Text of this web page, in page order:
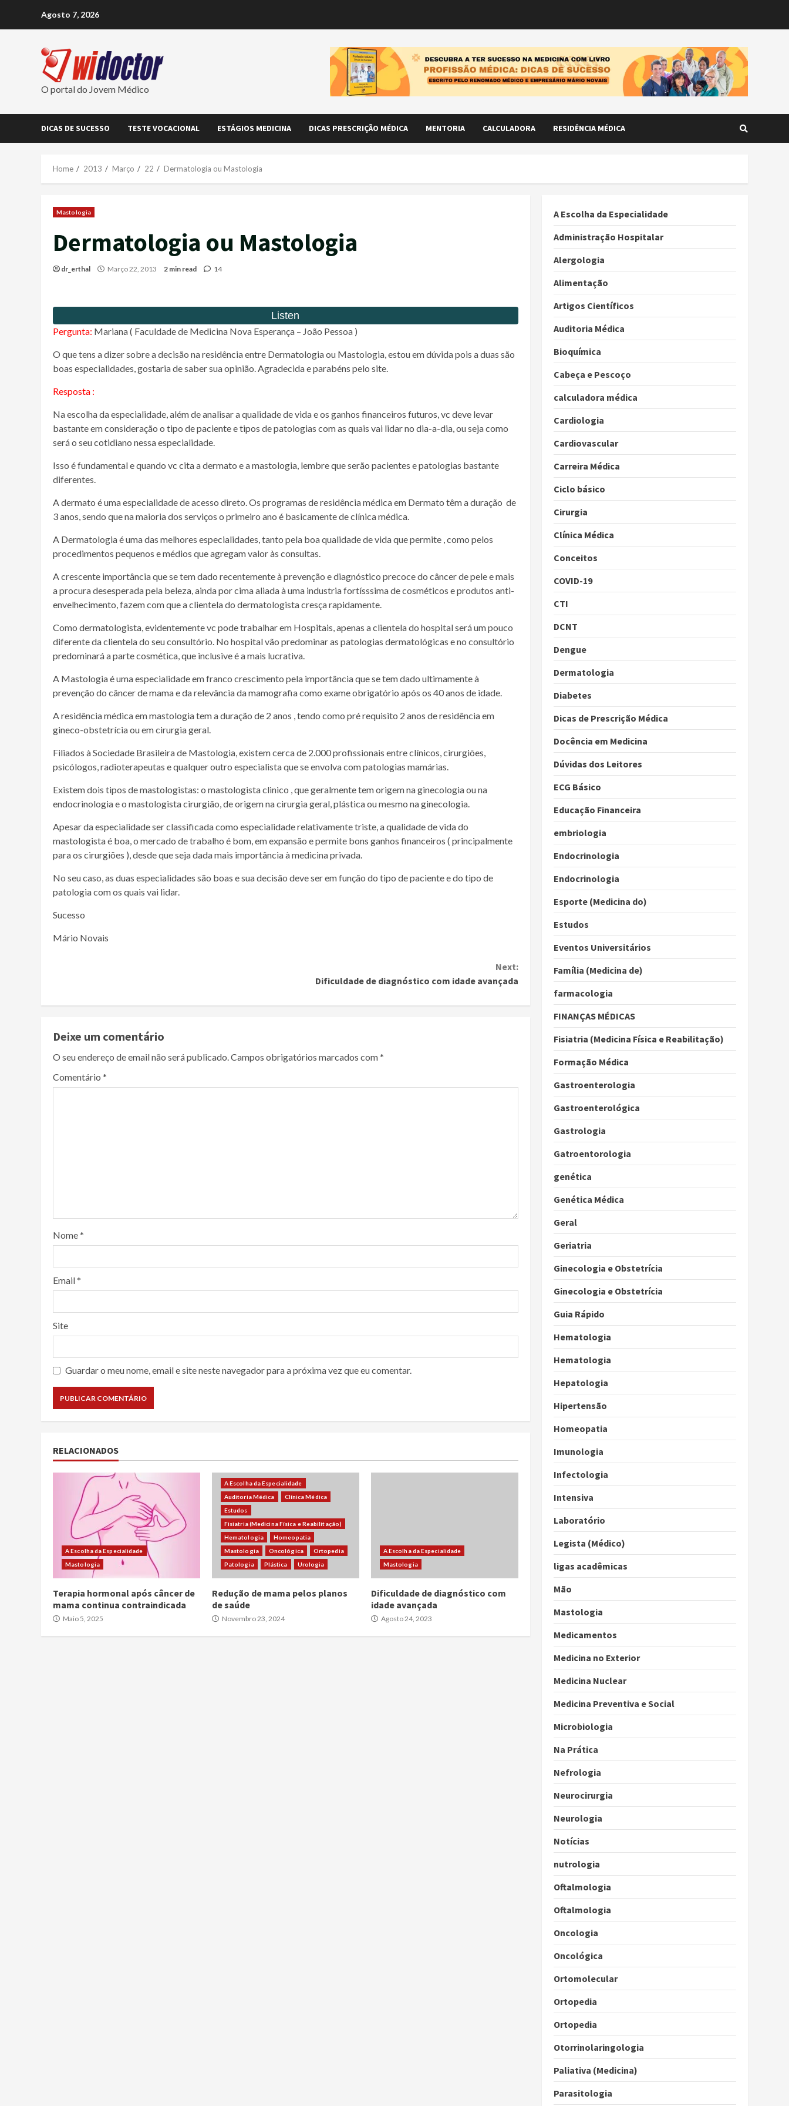
Agosto 7, 2026
O portal do Jovem Médico
DICAS DE SUCESSO TESTE VOCACIONAL ESTÁGIOS MEDICINA DICAS PRESCRIÇÃO MÉDICA MENTORIA CALCULADORA RESIDÊNCIA MÉDICA
Home 2013 Março 22 Dermatologia ou Mastologia
Mastologia
Dermatologia ou Mastologia
dr_erthal Março 22, 2013 2 min read 14
Pergunta: Mariana ( Faculdade de Medicina Nova Esperança – João Pessoa )
O que tens a dizer sobre a decisão na residência entre Dermatologia ou Mastologia, estou em dúvida pois a duas são
boas especialidades, gostaria de saber sua opinião. Agradecida e parabéns pelo site.
Resposta :
Na escolha da especialidade, além de analisar a qualidade de vida e os ganhos financeiros futuros, vc deve levar
bastante em consideração o tipo de paciente e tipos de patologias com as quais vai lidar no dia-a-dia, ou seja como
será o seu cotidiano nessa especialidade.
Isso é fundamental e quando vc cita a dermato e a mastologia, lembre que serão pacientes e patologias bastante
diferentes.
A dermato é uma especialidade de acesso direto. Os programas de residência médica em Dermato têm a duração de
3 anos, sendo que na maioria dos serviços o primeiro ano é basicamente de clínica médica.
A Dermatologia é uma das melhores especialidades, tanto pela boa qualidade de vida que permite , como pelos
procedimentos pequenos e médios que agregam valor às consultas.
A crescente importância que se tem dado recentemente à prevenção e diagnóstico precoce do câncer de pele e mais
a procura desesperada pela beleza, ainda por cima aliada à uma industria fortísssima de cosméticos e produtos anti-
envelhecimento, fazem com que a clientela do dermatologista cresça rapidamente.
Como dermatologista, evidentemente vc pode trabalhar em Hospitais, apenas a clientela do hospital será um pouco
diferente da clientela do seu consultório. No hospital vão predominar as patologias dermatológicas e no consultório
predominará a parte cosmética, que inclusive é a mais lucrativa.
A Mastologia é uma especialidade em franco crescimento pela importância que se tem dado ultimamente à
prevenção do câncer de mama e da relevância da mamografia como exame obrigatório após os 40 anos de idade.
A residência médica em mastologia tem a duração de 2 anos , tendo como pré requisito 2 anos de residência em
gineco-obstetrícia ou em cirurgia geral.
Filiados à Sociedade Brasileira de Mastologia, existem cerca de 2.000 profissionais entre clínicos, cirurgiões,
psicólogos, radioterapeutas e qualquer outro especialista que se envolva com patologias mamárias.
Existem dois tipos de mastologistas: o mastologista clinico , que geralmente tem origem na ginecologia ou na
endocrinologia e o mastologista cirurgião, de origem na cirurgia geral, plástica ou mesmo na ginecologia.
Apesar da especialidade ser classificada como especialidade relativamente triste, a qualidade de vida do
mastologista é boa, o mercado de trabalho é bom, em expansão e permite bons ganhos financeiros ( principalmente
para os cirurgiões ), desde que seja dada mais importância à medicina privada.
No seu caso, as duas especialidades são boas e sua decisão deve ser em função do tipo de paciente e do tipo de
patologia com os quais vai lidar.
Sucesso
Mário Novais
Next:
Dificuldade de diagnóstico com idade avançada
Deixe um comentário
O seu endereço de email não será publicado.Campos obrigatórios marcados com*
Comentário *
Nome*
Email*
Site
Guardar o meu nome, email e site neste navegador para a próxima vez que eu comentar.
RELACIONADOS
A Escolha da Especialidade
Mastologia
Terapia hormonal após câncer de
mama continua contraindicada
Maio 5, 2025
A Escolha da Especialidade
Auditoria Médica
Clínica Médica
Estudos
Fisiatria (Medicina Física e Reabilitação)
Hematologia
Homeopatia
Mastologia
Oncológica
Ortopedia
Patologia
Plástica Urologia
Redução de mama pelos planos
de saúde
Novembro 23, 2024
A Escolha da Especialidade
Mastologia
Dificuldade de diagnóstico com
idade avançada
Agosto 24, 2023
A Escolha da Especialidade
Administração Hospitalar
Alergologia
Alimentação
Artigos Científicos
Auditoria Médica
Bioquímica
Cabeça e Pescoço
calculadora médica
Cardiologia
Cardiovascular
Carreira Médica
Ciclo básico
Cirurgia
Clínica Médica
Conceitos
COVID-19
CTI
DCNT
Dengue
Dermatologia
Diabetes
Dicas de Prescrição Médica
Docência em Medicina
Dúvidas dos Leitores
ECG Básico
Educação Financeira
embriologia
Endocrinologia
Endocrinologia
Esporte (Medicina do)
Estudos
Eventos Universitários
Família (Medicina de)
farmacologia
FINANÇAS MÉDICAS
Fisiatria (Medicina Física e Reabilitação)
Formação Médica
Gastroenterologia
Gastroenterológica
Gastrologia
Gatroentorologia
genética
Genética Médica
Geral
Geriatria
Ginecologia e Obstetrícia
Ginecologia e Obstetrícia
Guia Rápido
Hematologia
Hematologia
Hepatologia
Hipertensão
Homeopatia
Imunologia
Infectologia
Intensiva
Laboratório
Legista (Médico)
ligas acadêmicas
Mão
Mastologia
Medicamentos
Medicina no Exterior
Medicina Nuclear
Medicina Preventiva e Social
Microbiologia
Na Prática
Nefrologia
Neurocirurgia
Neurologia
Notícias
nutrologia
Oftalmologia
Oftalmologia
Oncologia
Oncológica
Ortomolecular
Ortopedia
Ortopedia
Otorrinolaringologia
Paliativa (Medicina)
Parasitologia